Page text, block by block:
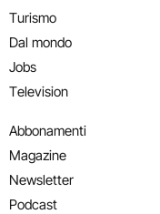
Turismo
Dal mondo
Jobs
Television
Abbonamenti
Magazine
Newsletter
Podcast